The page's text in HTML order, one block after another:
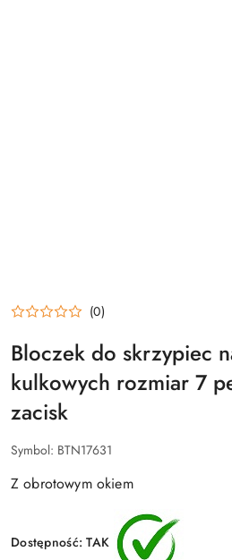
(0)
Bloczek do skrzypiec
kulkowych rozmiar 7
zacisk
Symbol: BTN17631
Z obrotowym okiem
Dostępność:TAK